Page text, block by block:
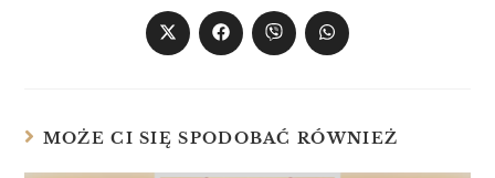
MOŻE CI SIĘ SPODOBAĆ RÓWNIEŻ